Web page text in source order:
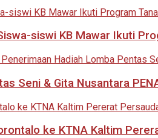
siswi KB Mawar Ikuti
Seni & Gita Nusantara
ke KTNA Kaltim